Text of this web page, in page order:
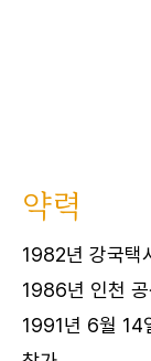
약력
1982년 강국택
1986년 인천
1991년 6월 14